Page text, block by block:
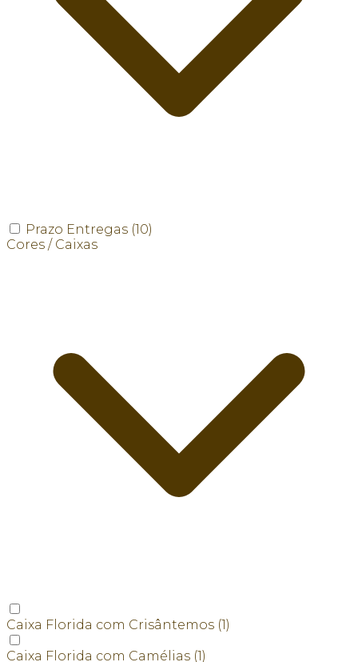
Prazo Entregas (10)
Cores / Caixas
Caixa Florida com Crisântemos (1)
Caixa Florida com Camélias (1)